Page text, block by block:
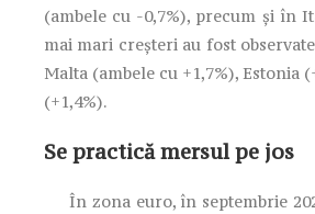
(ambele cu -0,7%), precum și în
mai mari creșteri au fost
Malta (ambele cu +1,7%), Estonia
(+1,4%).
Se practică mersul pe jos
În zona euro, în septembrie